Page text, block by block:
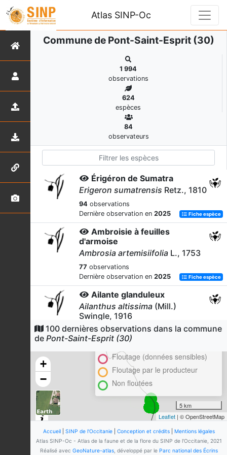
Atlas SINP-Oc
Commune de Pont-Saint-Esprit (30)
1 994
observations
624
espèces
84
observateurs
Érigéron de Sumatra
Erigeron sumatrensis Retz., 1810
94 observations
Dernière observation en 2025 Fiche espèce
Ambroisie à feuilles
d'armoise
Ambrosia artemisiifolia L., 1753
77 observations
Dernière observation en 2025 Fiche espèce
Ailante glanduleux
Ailanthus altissima (Mill.)
Swingle, 1916
72observations
Dernière observation en
Érigéron du Canada
Erigeron canadensisL., 1753
observations
Dernière observation en2023
Pica pica(Linnaeus, 1758)
observations
Fiche espèce
100 dernières observations dans la commune
de Pont-Saint-Esprit (30)
+
−
Cluster
En attente de validation régionale
Floutage (données sensibles)
Floutage par le producteur
Non floutées
5 km
Leaflet | © OpenStreetMap
Accueil| SINP de l'Occitanie| Conception et crédits| Mentions légales
Atlas SINP-Oc - Atlas de la faune et de la flore du SINP de l'Occitanie, 2021
Réalisé avec GeoNature-atlas, développé par le Parc national des Écrins